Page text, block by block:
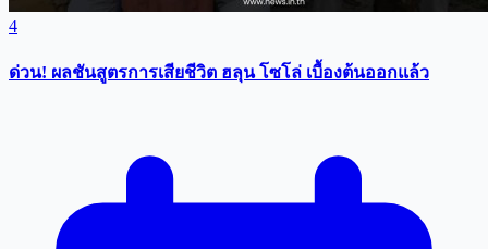
4
ด่วน! ผลชันสูตรการเสียชีวิต ฮลุน โซโล่ เบื้องต้นออกแล้ว